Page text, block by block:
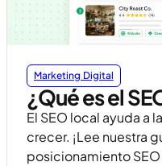
Marketing Digital
¿Qué es el
El SEO local ayuda a
crecer. ¡Lee nuestra
posicionamiento